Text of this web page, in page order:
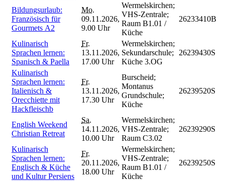
Bildungsurlaub:
Französisch für
Gourmets A2
Mo.
09.11.2026,
9.00 Uhr
Wermelskirchen;
VHS-Zentrale;
Raum B1.01 /
Küche
26233410B
Kulinarisch
Sprachen lernen:
Spanisch & Paella
Fr.
13.11.2026,
17.00 Uhr
Wermelskirchen;
Sekundarschule;
Küche 3.OG
26239430S
Kulinarisch
Sprachen lernen:
Italienisch &
Orecchiette mit
Hackfleischb
Fr.
13.11.2026,
17.30 Uhr
Burscheid;
Montanus
Grundschule;
Küche
26239520S
English Weekend
Christian Retreat
Sa.
14.11.2026,
10.00 Uhr
Wermelskirchen;
VHS-Zentrale;
Raum C3.02
26239290S
Kulinarisch
Sprachen lernen:
Englisch & Küche
und Kultur Persiens
Fr.
20.11.2026,
18.00 Uhr
Wermelskirchen;
VHS-Zentrale;
Raum B1.01 /
Küche
26239250S